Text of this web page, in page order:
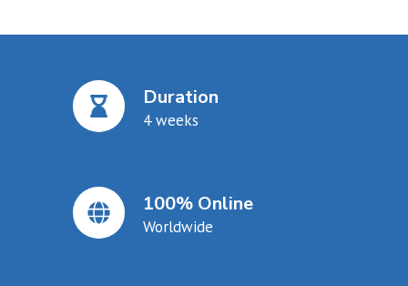
Duration
4 weeks
100% Online
Worldwide